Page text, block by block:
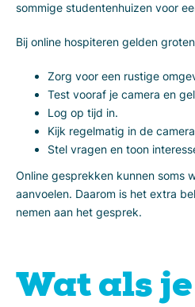
sommige studentenhuizen voor
Bij online hospiteren gelden
Zorg voor een rustige
Test vooraf je camera en
Log op tijd in.
Kijk regelmatig in de
Stel vragen en toon
Online gesprekken kunnen soms
aanvoelen. Daarom is het extra
nemen aan het gesprek.
Wat als